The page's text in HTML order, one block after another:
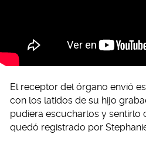
El receptor del órgano envió
con los latidos de su hijo
pudiera escucharlos y sentirlo
quedó registrado por